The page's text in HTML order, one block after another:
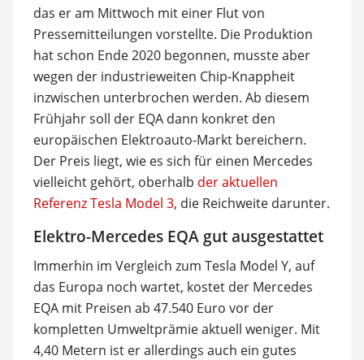
das er am Mittwoch mit einer Flut von
Pressemitteilungen vorstellte. Die Produktion
hat schon Ende 2020 begonnen, musste aber
wegen der industrieweiten Chip-Knappheit
inzwischen unterbrochen werden. Ab diesem
Frühjahr soll der EQA dann konkret den
europäischen Elektroauto-Markt bereichern.
Der Preis liegt, wie es sich für einen Mercedes
vielleicht gehört, oberhalb der aktuellen
Referenz Tesla Model 3, die Reichweite darunter.
Elektro-Mercedes EQA gut ausgestattet
Immerhin im Vergleich zum Tesla Model Y, auf
das Europa noch wartet, kostet der Mercedes
EQA mit Preisen ab 47.540 Euro vor der
kompletten Umweltprämie aktuell weniger. Mit
4,40 Metern ist er allerdings auch ein gutes